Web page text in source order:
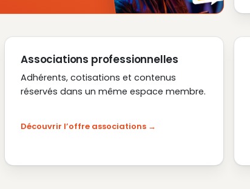
Associations professionnelles
Adhérents, cotisations et contenus
réservés dans un même espace membre.
Découvrir l’offre associations